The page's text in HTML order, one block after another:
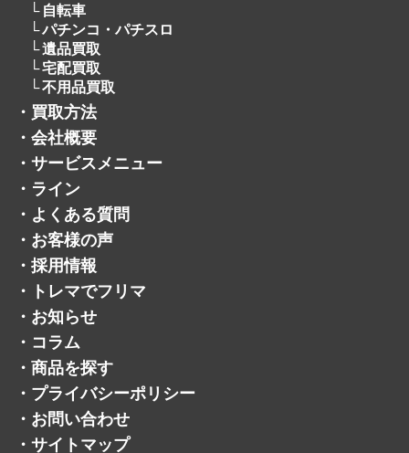
自転車
パチンコ・パチスロ
遺品買取
宅配買取
不用品買取
・ 買取方法
・ 会社概要
・ サービスメニュー
・ ライン
・ よくある質問
・ お客様の声
・ 採用情報
・
トレマでフリマ
・ お知らせ
・ コラム
・ 商品を探す
・ プライバシーポリシー
・ お問い合わせ
・ サイトマップ